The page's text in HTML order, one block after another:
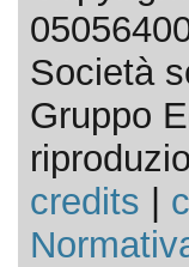
Società
Gruppo
credits